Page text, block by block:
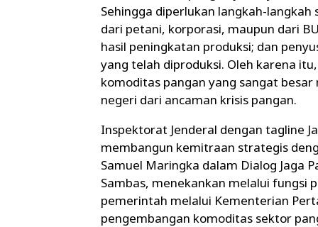
Sehingga diperlukan langkah-
dari petani, korporasi, maupun dari
hasil peningkatan produksi; dan
yang telah diproduksi. Oleh karena
komoditas pangan yang sangat
negeri dari ancaman krisis pangan.
Inspektorat Jenderal dengan tagline
membangun kemitraan strategis
Samuel Maringka dalam Dialog Jaga
Sambas, menekankan melalui fungsi
pemerintah melalui Kementerian
pengembangan komoditas sektor